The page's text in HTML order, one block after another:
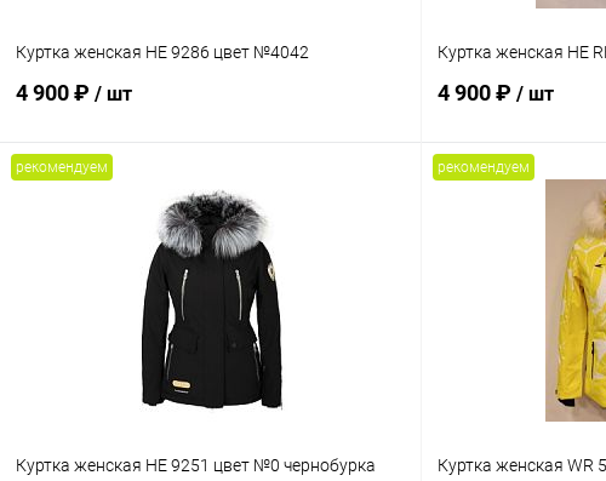
Куртка женская HE 9286 цвет №4042
4 900 ₽ / шт
В корзину
В наличии
Куртка женская HE
4 900 ₽ / шт
2XL
рекомендуем
Куртка женская HE 9251 цвет №0 чернобурка
рекомендуем
Куртка женская WR